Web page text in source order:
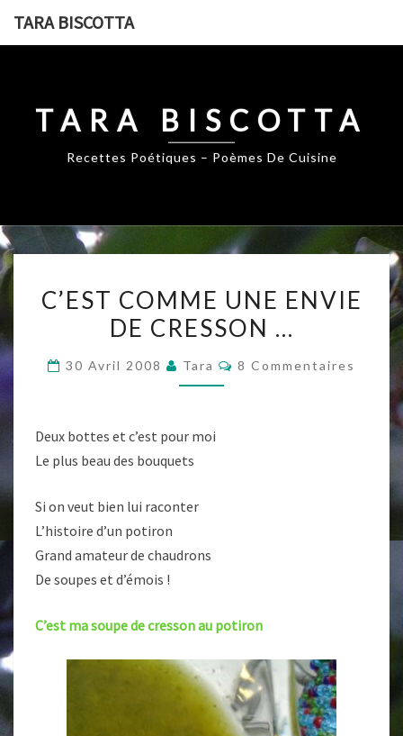
TARA BISCOTTA
TARA BISCOTTA
Recettes Poétiques – Poèmes De Cuisine
COMME
UNE
C’EST COMME UNE ENVIE
DE CRESSON …
30 Avril 2008 Tara Commentaires
8 Commentaires
Deux bottes et c’est pour moi
Le plus beau des bouquets
Si on veut bien lui raconter
L’histoire d’un potiron
Grand amateur de chaudrons
De soupes et d’émois !
C’est ma soupe de cresson au potiron